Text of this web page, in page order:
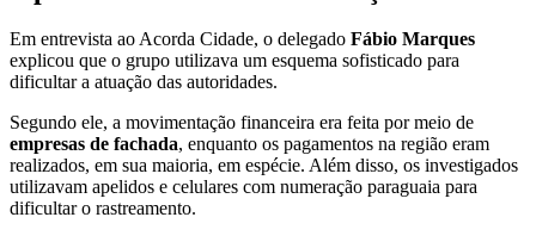
Em entrevista ao Acorda Cidade, o delegado Fábio Marques
explicou que o grupo utilizava um esquema sofisticado para
dificultar a atuação das autoridades.
Segundo ele, a movimentação financeira era feita por meio de
empresas de fachada, enquanto os pagamentos na região eram
realizados, em sua maioria, em espécie. Além disso, os investigados
utilizavam apelidos e celulares com numeração paraguaia para
dificultar o rastreamento.